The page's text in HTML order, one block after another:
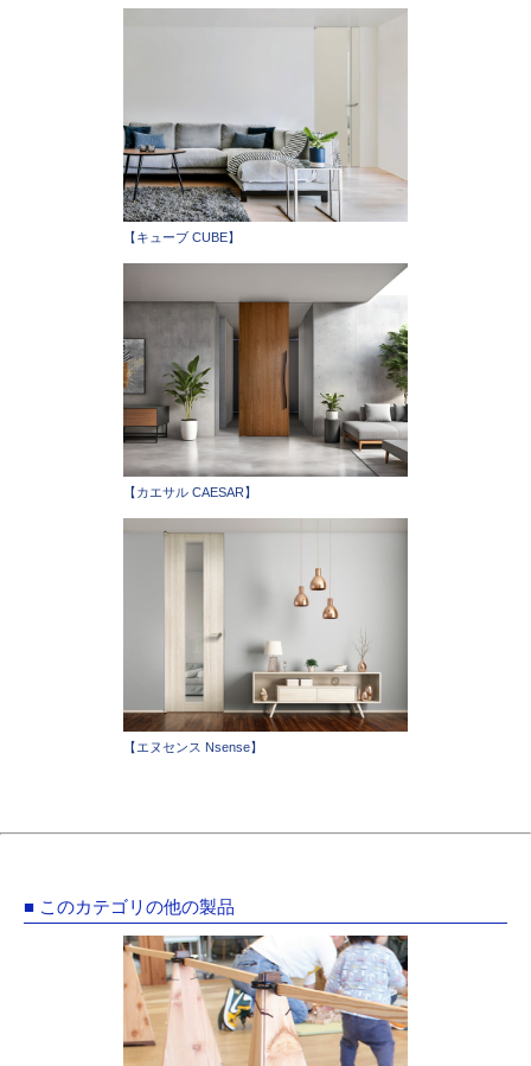
【キューブ CUBE】
【カエサル CAESAR】
【エヌセンス Nsense】
■ このカテゴリの他の製品